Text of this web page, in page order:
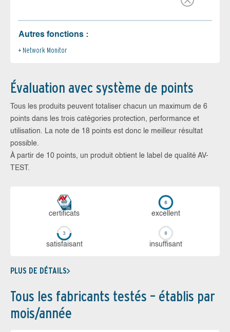
Autres fonctions :
Network Monitor
Évaluation avec système de points
Tous les produits peuvent totaliser chacun un maximum de 6
points dans les trois catégories protection, performance et
utilisation. La note de 18 points est donc le meilleur résultat
possible.
À partir de 10 points, un produit obtient le label de qualité AV-
TEST.
certi­ficats ex­cellent
sa­tis­fai­sant in­suf­fi­sant
PLUS DE DÉTAILS
Tous les fabricants testés – établis par
mois/année